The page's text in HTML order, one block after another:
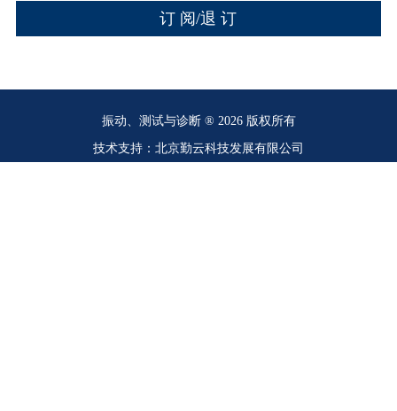
振动、测试与诊断 ® 2026 版权所有
技术支持：北京勤云科技发展有限公司